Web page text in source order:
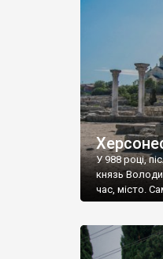
культурної
Офіційно –
влада в
У 988 році,
князь
час, місто.
диктувати
Херсонесі